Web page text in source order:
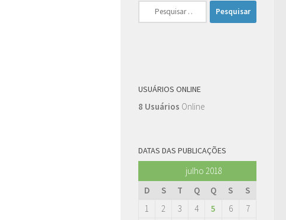
Pesquisar
por:
USUÁRIOS ONLINE
8 Usuários Online
DATAS DAS PUBLICAÇÕES
julho 2018
D
S T Q Q S
S
1
2 3 4 5 6
7